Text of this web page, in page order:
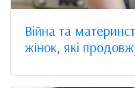
Війна та
жінок, які